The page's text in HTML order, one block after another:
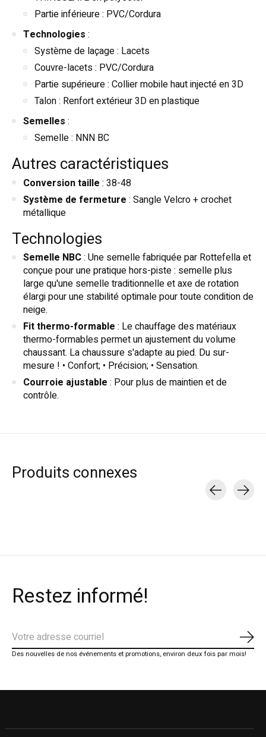
Partie inférieure : PVC/Cordura
Technologies :
Système de laçage : Lacets
Couvre-lacets : PVC/Cordura
Partie supérieure : Collier mobile haut injecté en 3D
Talon : Renfort extérieur 3D en plastique
Semelles :
Semelle : NNN BC
Autres caractéristiques
Conversion taille : 38-48
Système de fermeture : Sangle Velcro + crochet
métallique
Technologies
Semelle NBC: Une semelle fabriquée par Rottefella et
conçue pour une pratique hors-piste : semelle plus
large qu'une semelle traditionnelle et axe de rotation
élargi pour une stabilité optimale pour toute condition de
neige.
Fit thermo-formable : Le chauffage des matériaux
thermo-formables permet un ajustement du volume
chaussant. La chaussure s'adapte au pied. Du sur-
mesure ! • Confort; • Précision; • Sensation.
Courroie ajustable : Pour plus de maintien et de
contrôle.
Produits connexes
Restez informé!
Des nouvelles de nos événements et promotions, environ deux fois par mois!